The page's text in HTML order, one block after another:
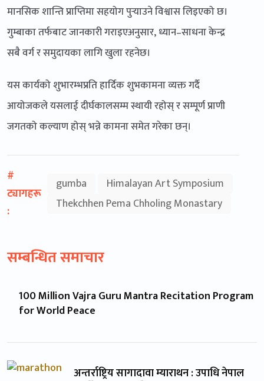
मानसिक शान्ति प्राप्तिमा सहयोग पुर्‍याउने विश्वास लिइएको छ।
गुम्बाका तर्फबाट जानकारी गराइएअनुसार, ध्यान–साधना केन्द्र
सबै वर्ग र समुदायका लागि खुला रहनेछ।
यस कार्यको शुभारम्भप्रति हार्दिक शुभकामना व्यक्त गर्दै
आयोजकले यसलाई दीर्घकालसम्म स्थायी रहोस् र सम्पूर्ण प्राणी
जगतको कल्याण होस् भन्ने कामना समेत गरेका छन्।
#
ट्यागहरू
:
gumba
Himalayan Art Symposium
Thekchhen Pema Chholing Monastary
सम्बन्धित समाचार
100 Million Vajra Guru Mantra Recitation Program
for World Peace
अन्तर्राष्ट्रिय सागादावा म्याराथन : उपाधि नेपाल